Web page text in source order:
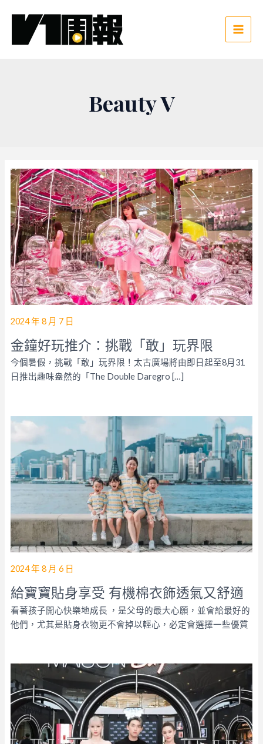
Main
Beauty V
2024 年 8 月 7 日
金鐘好玩推介：挑戰「敢」玩界限
今個暑假，挑戰「敢」玩界限！太古廣場將由即日起至8月31
日推出趣味盎然的「The Double Daregro […]
2024 年 8 月 6 日
給寶寶貼身享受 有機棉衣飾透氣又舒適
看著孩子開心快樂地成長 ，是父母的最大心願，並會給最好的
他們，尤其是貼身衣物更不會掉以輕心，必定會選擇一些優質